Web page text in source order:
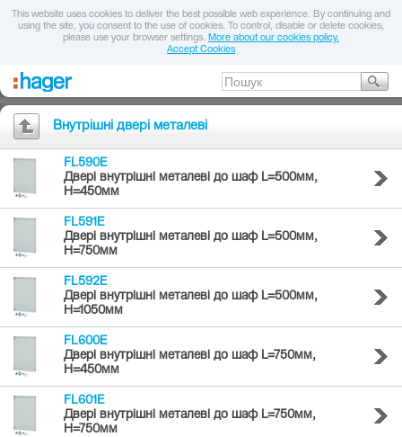
This website uses cookies to deliver the best possible web experience. By continuing and
using the site, you consent to the use of cookies. To control, disable or delete cookies,
please use your browser settings. More about our cookies policy.
Accept Cookies
Внутрішні двері металеві
FL590E
Двері внутрішні металеві до шаф L=500мм,
H=450мм
FL591E
Двері внутрішні металеві до шаф L=500мм,
H=750мм
FL592E
Двері внутрішні металеві до шаф L=500мм,
H=1050мм
FL600E
Двері внутрішні металеві до шаф L=750мм,
H=450мм
FL601E
Двері внутрішні металеві до шаф L=750мм,
H=750мм